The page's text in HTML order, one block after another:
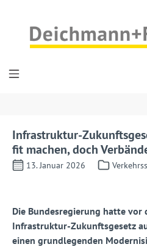
Infrastruktur-
fit machen, doch
13. Januar 2026
Die Bundesregierung hatte vor
Infrastruktur-Zukunftsgesetz
einen grundlegenden